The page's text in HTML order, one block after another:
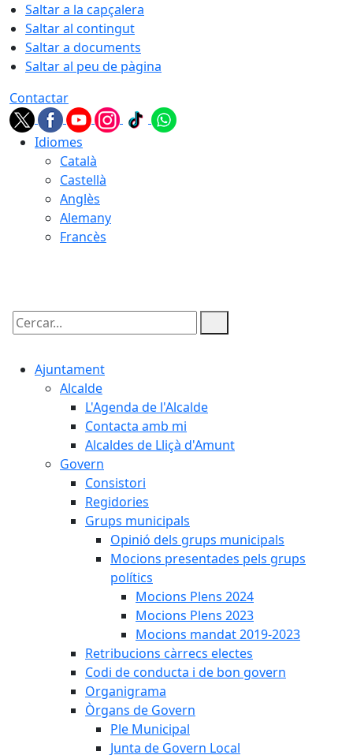
Saltar a la capçalera
Saltar al contingut
Saltar a documents
Saltar al peu de pàgina
Contactar
Idiomes
Català
Castellà
Anglès
Alemany
Francès
Cercar:
Ajuntament
Alcalde
L'Agenda de l'Alcalde
Contacta amb mi
Alcaldes de Lliçà d'Amunt
Govern
Consistori
Regidories
Grups municipals
Opinió dels grups municipals
Mocions presentades pels grups
polítics
Mocions Plens 2024
Mocions Plens 2023
Mocions mandat 2019-2023
Retribucions càrrecs electes
Codi de conducta i de bon govern
Organigrama
Òrgans de Govern
Ple Municipal
Junta de Govern Local